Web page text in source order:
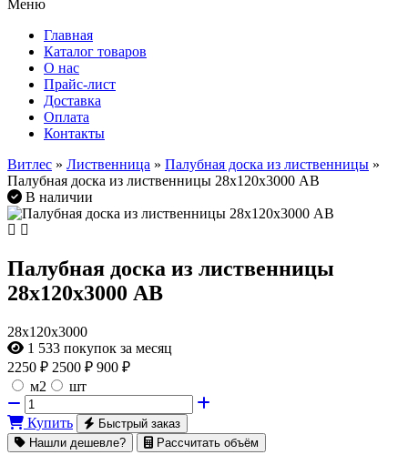
Меню
Главная
Каталог товаров
О нас
Прайс-лист
Доставка
Оплата
Контакты
Витлес » Лиственница » Палубная доска из лиственницы »
Палубная доска из лиственницы 28х120х3000 AB
В наличии
Палубная доска из лиственницы
28х120х3000 AB
28х120х3000
1 533 покупок за месяц
2250 ₽ 2500 ₽ 900 ₽
м2
шт
Купить
Быстрый заказ
Нашли дешевле?
Рассчитать объём